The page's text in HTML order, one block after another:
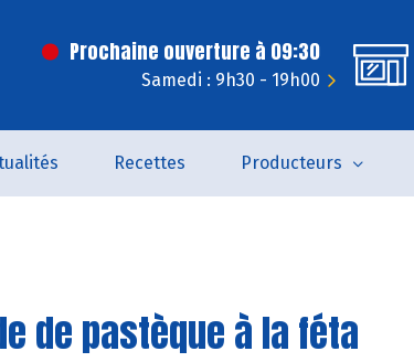
Prochaine ouverture à 09:30
Samedi : 9h30 - 19h00
Recettes Producteurs
de pastèque à la féta